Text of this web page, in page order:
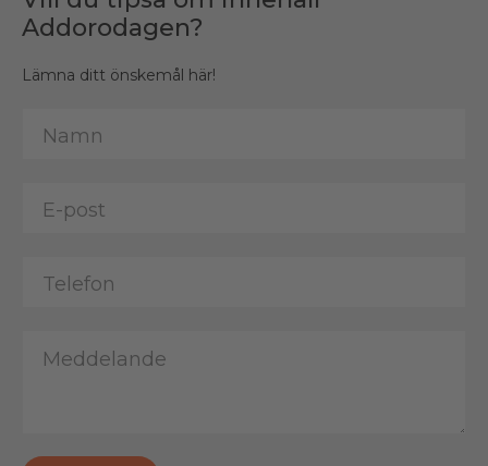
Addorodagen?
Lämna ditt önskemål här!